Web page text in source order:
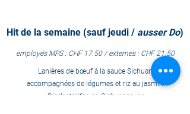
Hit de la semaine (sauf jeudi / ausser Do)
employésMPS: CHF 17.50 / externes : CHF 21.50
Lanières de bœuf à la sauce Sichuan
accompagnées de légumes et riz au jasmin
Rindsstreifen an Sichuansauce